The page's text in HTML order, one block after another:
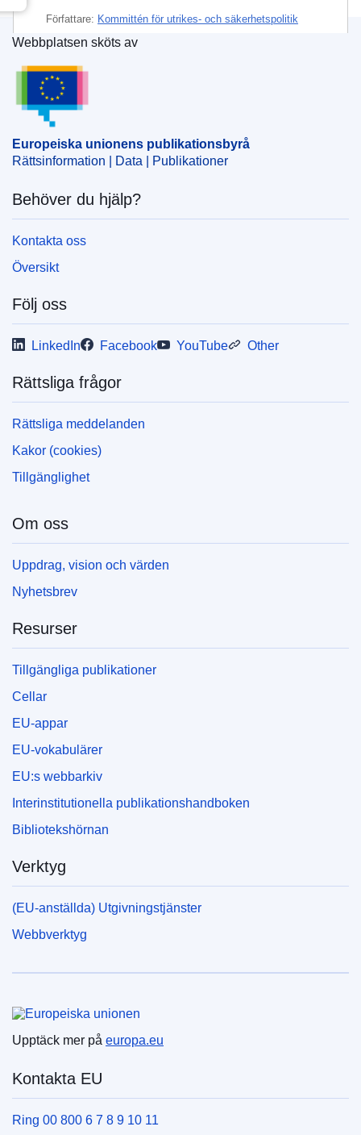
Författare: Kommittén för utrikes- och säkerhetspolitik
(Europeiska unionens råd
Ämne:allmän säkerhet
CELEX : 32018D1662
ELI :
OJ : JOL_2018_278_R_0005
Europeiska unionens publikationsbyrå
Webbplatsen sköts av
Europeiska unionens publikationsbyrå
Rättsinformation | Data | Publikationer
Behöver du hjälp?
Kontakta oss
Översikt
Följ oss
LinkedIn Facebook YouTube Other
Rättsliga frågor
Rättsliga meddelanden
Kakor (cookies)
Tillgänglighet
Om oss
Uppdrag, vision och värden
Nyhetsbrev
Resurser
Tillgängliga publikationer
Cellar
EU-appar
EU-vokabulärer
EU:s webbarkiv
Interinstitutionella publikationshandboken
Bibliotekshörnan
Verktyg
(EU-anställda) Utgivningstjänster
Webbverktyg
Europeiska unionen
Upptäck mer på europa.eu
Kontakta EU
Ring 00 800 6 7 8 9 10 11